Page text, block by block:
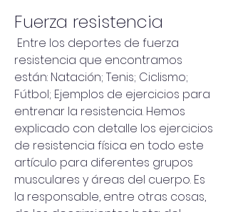
Fuerza resistencia
resistencia que encontramos
están: Natación; Tenis; Ciclismo;
Fútbol; Ejemplos de ejercicios para
entrenar la resistencia. Hemos
explicado con detalle los ejercicios
de resistencia física en todo este
artículo para diferentes grupos
musculares y áreas del cuerpo. Es
la responsable, entre otras cosas,